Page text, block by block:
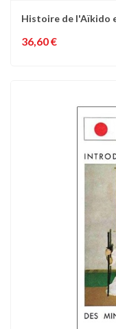
Histoire de l'Aïkido
36,60 €